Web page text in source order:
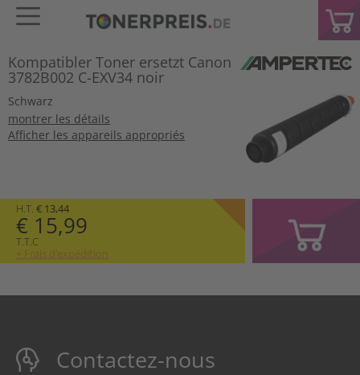
Kompatibler Toner ersetzt Canon
3782B002 C-EXV34 noir
Schwarz
montrer les détails
Afficher les appareils appropriés
H.T. € 13,44
€ 15,99
T.T.C
+ Frais d’expédition
Contactez-nous